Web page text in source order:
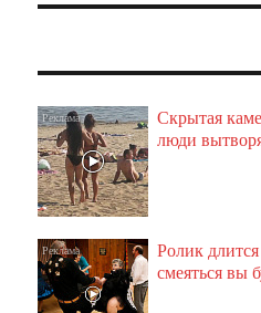
Скрытая
люди
Ролик
смеяться вы